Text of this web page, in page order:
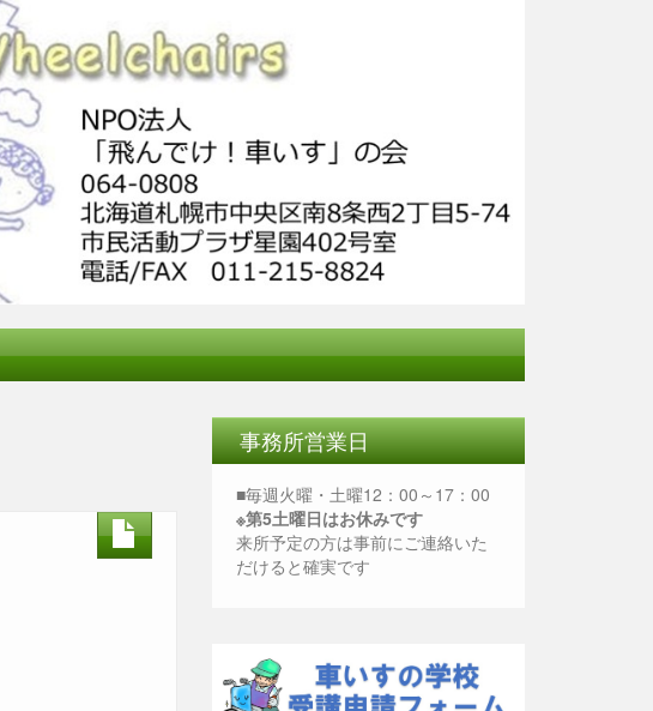
事務所営業日
■毎週火曜・土曜12：00～17：00
※第5土曜日はお休みです
来所予定の方は事前にご連絡いた
だけると確実です